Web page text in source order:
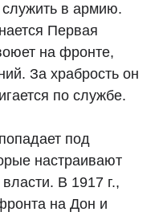
служить в армию.
Первая
на фронте,
За храбрость он
по службе.
под
настраивают
В 1917 г.,
на Дон и